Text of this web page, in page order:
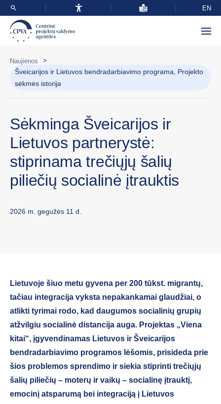
EN
Naujienos >
Šveicarijos ir Lietuvos bendradarbiavimo programa, Projekto
sėkmės istorija
Sėkminga Šveicarijos ir
Lietuvos partnerystė:
stiprinama trečiųjų šalių
piliečių socialinė įtrauktis
2026 m. gegužės 11 d.
Lietuvoje šiuo metu gyvena per 200 tūkst. migrantų,
tačiau integracija vyksta nepakankamai glaudžiai, o
atlikti tyrimai rodo, kad daugumos socialinių grupių
atžvilgiu socialinė distancija auga. Projektas „Viena
kitai“, įgyvendinamas Lietuvos ir Šveicarijos
bendradarbiavimo programos lėšomis, prisideda prie
šios problemos sprendimo ir siekia stiprinti trečiųjų
šalių piliečių – moterų ir vaikų – socialinę įtrauktį,
emocinį atsparumą bei integraciją į Lietuvos